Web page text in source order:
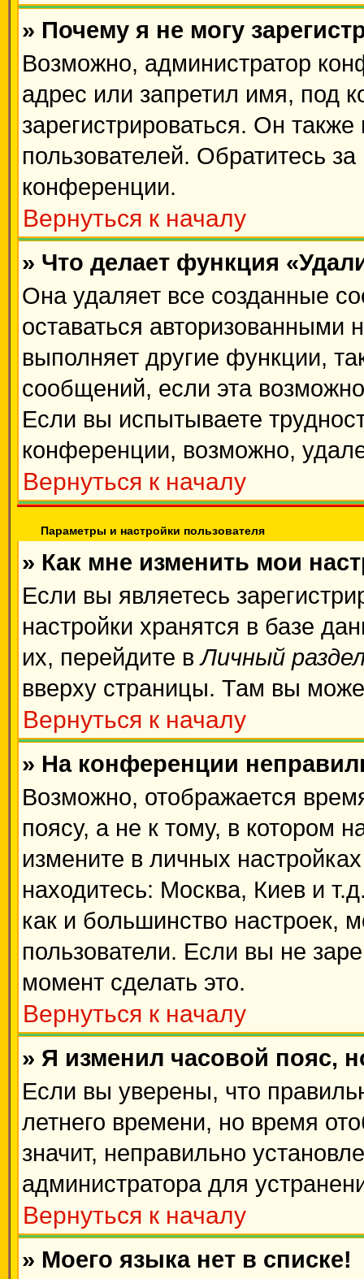
» Почему я не могу
Возможно, администратор
адрес или запретил имя, под
зарегистрироваться. Он
пользователей. Обратитесь
конференции.
Вернуться к началу
» Что делает функция
Она удаляет все созданные
оставаться авторизованными
выполняет другие функции,
сообщений, если эта
Если вы испытываете
конференции, возможно,
Вернуться к началу
Параметры и настройки пользователя
» Как мне изменить мои
Если вы являетесь
настройки хранятся в базе
их, перейдите вЛичный
вверху страницы. Там вы
Вернуться к началу
» На конференции
Возможно, отображается
поясу, а не к тому, в котором
измените в личных
находитесь: Москва, Киев и
как и большинство настроек,
пользователи. Если вы не
момент сделать это.
Вернуться к началу
» Я изменил часовой пояс,
Если вы уверены, что
летнего времени, но время
значит, неправильно
администратора для
Вернуться к началу
» Моего языка нет в списке!